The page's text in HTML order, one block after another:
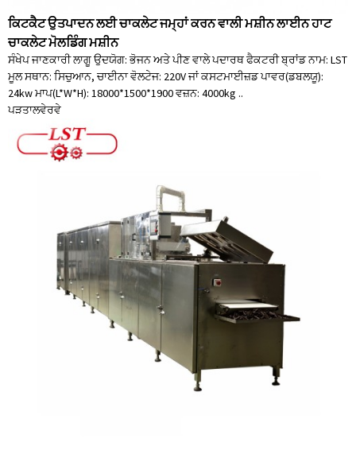
ਕਿਟਕੈਟ ਉਤਪਾਦਨ ਲਈ ਚਾਕਲੇਟ ਜਮ੍ਹਾਂ ਕਰਨ ਵਾਲੀ ਮਸ਼ੀਨ ਲਾਈਨ ਹਾਟ
ਚਾਕਲੇਟ ਮੋਲਡਿੰਗ ਮਸ਼ੀਨ
ਸੰਖੇਪ ਜਾਣਕਾਰੀ ਲਾਗੂ ਉਦਯੋਗ: ਭੋਜਨ ਅਤੇ ਪੀਣ ਵਾਲੇ ਪਦਾਰਥ ਫੈਕਟਰੀ ਬ੍ਰਾਂਡ ਨਾਮ: LST
ਮੂਲ ਸਥਾਨ: ਸਿਚੁਆਨ, ਚਾਈਨਾ ਵੋਲਟੇਜ: 220V ਜਾਂ ਕਸਟਮਾਈਜ਼ਡ ਪਾਵਰ(ਡਬਲਯੂ):
24kw ਮਾਪ(L*W*H): 18000*1500*1900 ਵਜ਼ਨ: 4000kg ..
ਪੜਤਾਲਵੇਰਵੇ